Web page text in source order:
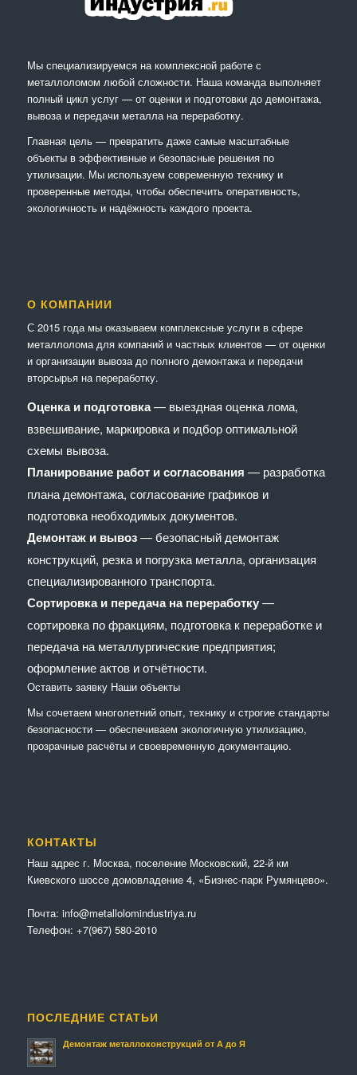
Мы специализируемся на комплексной работе с
металлоломом любой сложности. Наша команда выполняет
полный цикл услуг — от оценки и подготовки до демонтажа,
вывоза и передачи металла на переработку.
Главная цель — превратить даже самые масштабные
объекты в эффективные и безопасные решения по
утилизации. Мы используем современную технику и
проверенные методы, чтобы обеспечить оперативность,
экологичность и надёжность каждого проекта.
О КОМПАНИИ
С 2015 года мы оказываем комплексные услуги в сфере
металлолома для компаний и частных клиентов — от оценки
и организации вывоза до полного демонтажа и передачи
вторсырья на переработку.
Оценка и подготовка— выездная оценка лома,
взвешивание, маркировка и подбор оптимальной
схемы вывоза.
Планирование работ и согласования — разработка
плана демонтажа, согласование графиков и
подготовка необходимых документов.
Демонтаж и вывоз— безопасный демонтаж
конструкций, резка и погрузка металла, организация
специализированного транспорта.
Сортировка и передача на переработку—
сортировка по фракциям, подготовка к переработке и
передача на металлургические предприятия;
оформление актов и отчётности.
Оставить заявку Наши объекты
Мы сочетaем многолетний опыт, технику и строгие стандарты
безопасности — обеспечиваем экологичную утилизацию,
прозрачные расчёты и своевременную документацию.
КОНТАКТЫ
Наш адрес г. Москва, поселение Московский, 22-й км
Киевского шоссе домовладение 4, «Бизнес-парк Румянцево».
Почта: info@metallolomindustriya.ru
Телефон: +7(967) 580-2010
ПОСЛЕДНИЕ СТАТЬИ
Демонтаж металлоконструкций от А до Я